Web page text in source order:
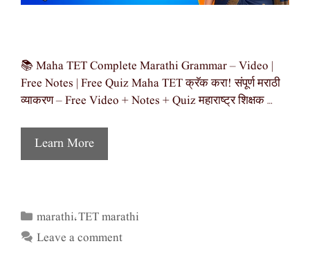
📚 Maha TET Complete Marathi Grammar – Video |
Free Notes | Free Quiz Maha TET क्रॅक करा! संपूर्ण मराठी
व्याकरण – Free Video + Notes + Quiz महाराष्ट्र शिक्षक …
Learn More
Categories
marathi,TET marathi
Leave a comment